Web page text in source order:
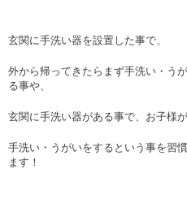
玄関に手洗い器を設置した事で、
外から帰ってきたらまず手洗い・う
る事や、
玄関に手洗い器がある事で、お子様
手洗い・うがいをするという事を習
ます！